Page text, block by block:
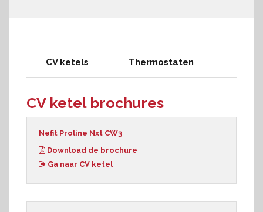
CV ketels Thermostaten
CV ketel brochures
Nefit Proline Nxt CW3
Download de brochure
Ga naar CV ketel